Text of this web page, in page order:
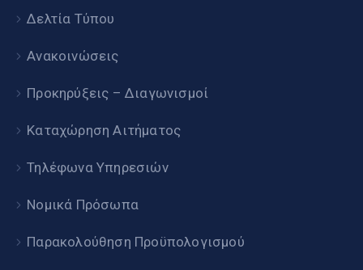
Δελτία Τύπου
Ανακοινώσεις
Προκηρύξεις – Διαγωνισμοί
Καταχώρηση Αιτήματος
Τηλέφωνα Υπηρεσιών
Νομικά Πρόσωπα
Παρακολούθηση Προϋπολογισμού